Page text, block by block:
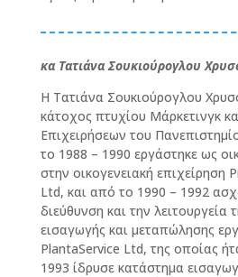
κα Τατιάνα Σουκιούρογλου
Η Τατιάνα Σουκιούρογλου
κάτοχος πτυχίου Μάρκετινγκ
Επιχειρήσεων του
το 1988 – 1990 εργάστηκε ως
στην οικογενειακή επιχείρηση
Ltd, και από το 1990 – 1992
διεύθυνση και την λειτουργεία
εισαγωγής και μεταπώλησης
PlantaService Ltd, της οποίας
1993 ίδρυσε κατάστημα